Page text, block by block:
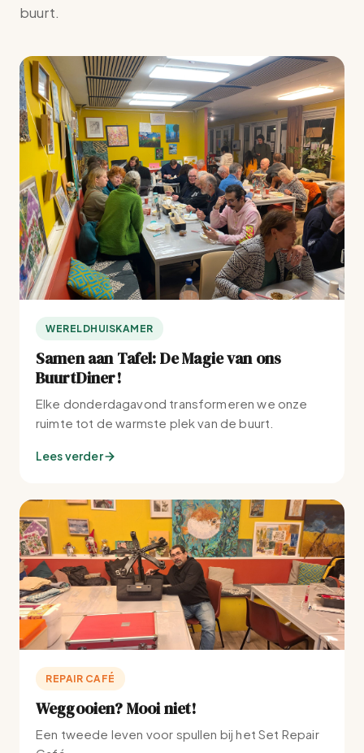
buurt.
WERELDHUISKAMER
Samen aan Tafel: De Magie van ons
BuurtDiner!
Elke donderdagavond transformeren we onze
ruimte tot de warmste plek van de buurt.
Lees verder
REPAIR CAFÉ
Weggooien? Mooi niet!
Een tweede leven voor spullen bij het Set Repair